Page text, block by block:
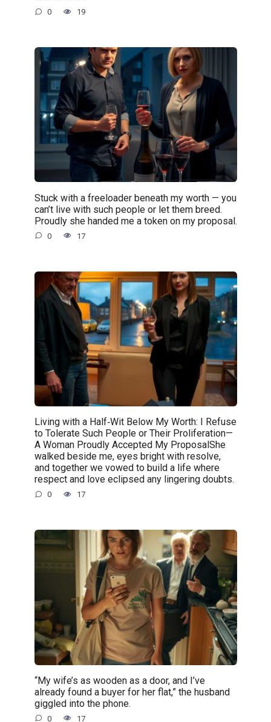
0 19
Stuck with a freeloader beneath my worth — you
can’t live with such people or let them breed.
Proudly she handed me a token on my proposal.
0 17
Living with a Half‑Wit Below My Worth: I Refuse
to Tolerate Such People or Their Proliferation—
A Woman Proudly Accepted My ProposalShe
walked beside me, eyes bright with resolve,
and together we vowed to build a life where
respect and love eclipsed any lingering doubts.
0 17
“My wife’s as wooden as a door, and I’ve
already found a buyer for her flat,” the husband
giggled into the phone.
0 17